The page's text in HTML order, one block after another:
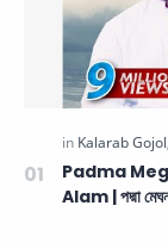
Padma
Alam | পদ্মা